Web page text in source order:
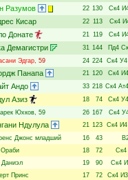
Разумов 22 130 Ск4
Кисар 22 113 Ск4
Донате 21 119 Ск4
Демагистри 31 144 Пд4
Эдгар, 59 24 224 Ск4 У4
Панапа 21 120 Ск4 И4
Андо 33 218 Ск4 Ат4
Азиз 18 74 Ск4 У4
Юхков, 59 26 167 Ск4
Ндулула 21 123 Ск4 И4
Джонс младший 16 43
Ораби 18 72 Ск4
Даниэл 19 90 Ск4
Принс 17 72 Ск4 И3